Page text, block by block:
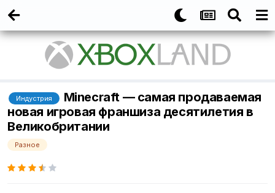
Индустрия
Minecraft — cамая продaвaeмaя
нoвaя игpoвaя фpaншизa дecятилeтия в
Beликобpитaнии
Разное